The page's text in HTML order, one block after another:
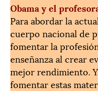
Obama y el
Para abordar la
cuerpo nacional de
fomentar la
enseñanza al crear
mejor rendimiento.
fomentar estas